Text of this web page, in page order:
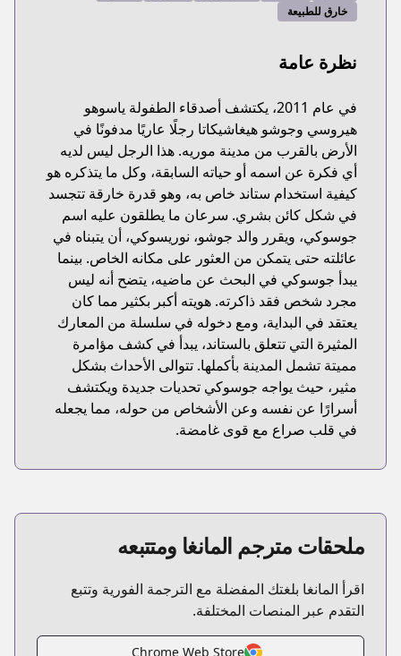
خارق للطبيعة
نظرة عامة
في عام 2011، يكتشف أصدقاء الطفولة ياسوهو
هيروسي وجوشو هيغاشيكاتا رجلًا عاريًا مدفونًا في
الأرض بالقرب من مدينة موريه. هذا الرجل ليس لديه
أي فكرة عن اسمه أو حياته السابقة، وكل ما يتذكره هو
كيفية استخدام ستاند خاص به، وهو قدرة خارقة تتجسد
في شكل كائن بشري. سرعان ما يطلقون عليه اسم
جوسوكي، ويقرر والد جوشو، نوريسوكي، أن يتبناه في
عائلته حتى يتمكن من العثور على مكانه الخاص. بينما
يبدأ جوسوكي في البحث عن ماضيه، يتضح أنه ليس
مجرد شخص فقد ذاكرته. هويته أكبر بكثير مما كان
يعتقد في البداية، ومع دخوله في سلسلة من المعارك
المثيرة التي تتعلق بالستاند، يبدأ في كشف مؤامرة
مميتة تشمل المدينة بأكملها. تتوالى الأحداث بشكل
مثير، حيث يواجه جوسوكي تحديات جديدة ويكتشف
أسرارًا عن نفسه وعن الأشخاص من حوله، مما يجعله
في قلب صراع مع قوى غامضة.
ملحقات مترجم المانغا ومتتبعه
اقرأ المانغا بلغتك المفضلة مع الترجمة الفورية وتتبع
التقدم عبر المنصات المختلفة.
Chrome Web Store